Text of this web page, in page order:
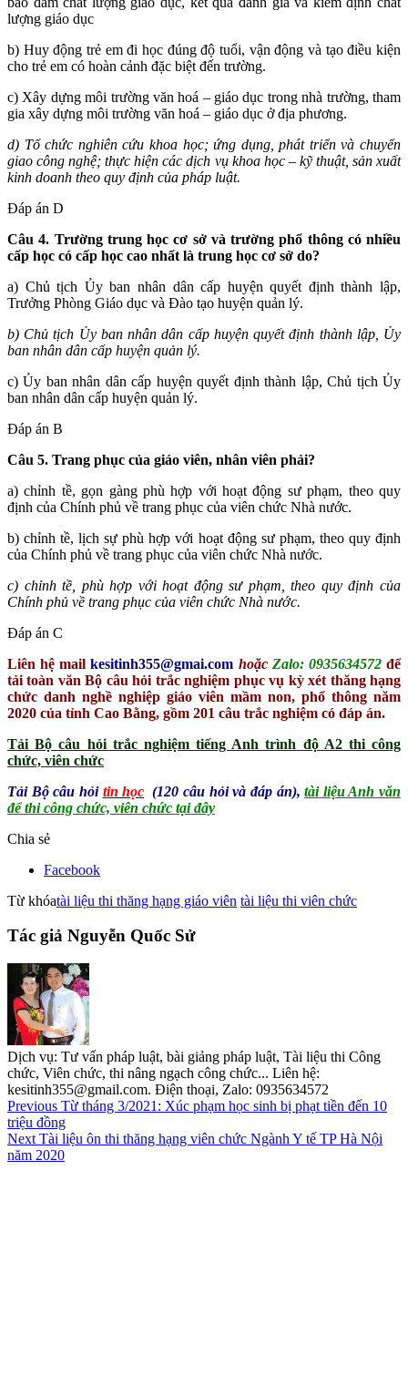
lượng giáo dục
b) Huy động trẻ em đi học đúng độ tuổi, vận động và tạo điều kiện
cho trẻ em có hoàn cảnh đặc biệt đến trường.
c) Xây dựng môi trường văn hoá – giáo dục trong nhà trường, tham
gia xây dựng môi trường văn hoá – giáo dục ở địa phương.
d) Tổ chức nghiên cứu khoa học; ứng dụng, phát triển và chuyển
giao công nghệ; thực hiện các dịch vụ khoa học – kỹ thuật, sản xuất
kinh doanh theo quy định của pháp luật.
Đáp án D
Câu 4. Trường trung học cơ sở và trường phổ thông có nhiều
cấp học có cấp học cao nhất là trung học cơ sở do?
a) Chủ tịch Ủy ban nhân dân cấp huyện quyết định thành lập,
Trưởng Phòng Giáo dục và Đào tạo huyện quản lý.
b) Chủ tịch Ủy ban nhân dân cấp huyện quyết định thành lập, Ủy
ban nhân dân cấp huyện quản lý.
c) Ủy ban nhân dân cấp huyện quyết định thành lập, Chủ tịch Ủy
ban nhân dân cấp huyện quản lý.
Đáp án B
Câu 5. Trang phục của giáo viên, nhân viên phải?
a) chỉnh tề, gọn gàng phù hợp với hoạt động sư phạm, theo quy
định của Chính phủ về trang phục của viên chức Nhà nước.
b) chỉnh tề, lịch sự phù hợp với hoạt động sư phạm, theo quy định
của Chính phủ về trang phục của viên chức Nhà nước.
c) chỉnh tề, phù hợp với hoạt động sư phạm, theo quy định của
Chính phủ về trang phục của viên chức Nhà nước.
Đáp án C
Liên hệ mailkesitinh355@gmai.com hoặc Zalo: 0935634572để
tải toàn văn Bộ câu hỏi trắc nghiệm phục vụ kỳ xét thăng hạng
chức danh nghề nghiệp giáo viên mầm non, phổ thông năm
2020 của tỉnh Cao Bằng, gồm 201 câu trắc nghiệm có đáp án.
Tải Bộ câu hỏi trắc nghiệm tiếng Anh trình độ A2 thi công
chức, viên chức
Tải Bộ câu hỏi tin học (120 câu hỏi và đáp án),tài liệu Anh văn
để thi công chức, viên chức tại đây
Chia sẻ
Facebook
Từ khóatài liệu thi thăng hạng giáo viên tài liệu thi viên chức
Tác giả Nguyễn Quốc Sử
Dịch vụ: Tư vấn pháp luật, bài giảng pháp luật, Tài liệu thi Công
chức, Viên chức, thi nâng ngạch công chức... Liên hệ:
kesitinh355@gmail.com. Điện thoại, Zalo: 0935634572
Previous Từ tháng 3/2021: Xúc phạm học sinh bị phạt tiền đến 10
triệu đồng
Next Tài liệu ôn thi thăng hạng viên chức Ngành Y tế TP Hà Nội
năm 2020